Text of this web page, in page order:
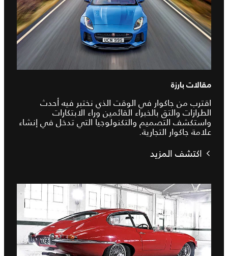
مقالات بارزة
اقترب من جاكوار في الوقت الذي نختبر فيه أحدث
الطرازات والتق بالخبراء القائمين وراء الابتكارات
واستكشف التصميم والتكنولوجيا التي تدخل في إنشاء
علامة جاكوار التجارية.
اكتشف المزيد